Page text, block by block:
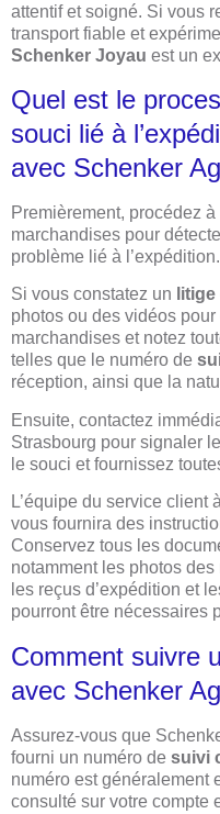
attentif et soigné. Si vous
transport fiable et
Schenker Joyau est un
Quel est le
souci lié à
avec Schenker
Premièrement, procédez
marchandises pour
problème lié à l’expédition.
Si vous constatez un litige
photos ou des vidéos pour
marchandises et notez
telles que le numéro de
réception, ainsi que la
Ensuite, contactez
Strasbourg pour signaler
le souci et fournissez
L’équipe du service client
vous fournira des
Conservez tous les
notamment les photos
les reçus d’expédition et
pourront être nécessaires
Comment suivre
avec Schenker
Assurez-vous que
fourni un numéro de suivi
numéro est généralement
consulté sur votre compte